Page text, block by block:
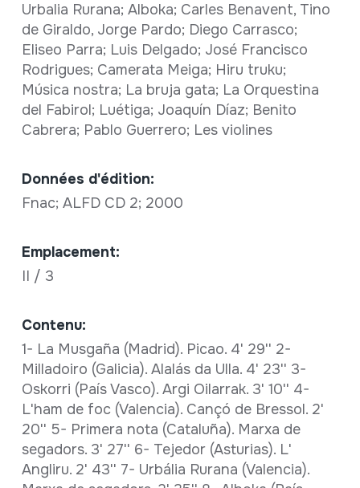
Urbalia Rurana; Alboka; Carles Benavent, Tino
de Giraldo, Jorge Pardo; Diego Carrasco;
Eliseo Parra; Luis Delgado; José Francisco
Rodrigues; Camerata Meiga; Hiru truku;
Música nostra; La bruja gata; La Orquestina
del Fabirol; Luétiga; Joaquín Díaz; Benito
Cabrera; Pablo Guerrero; Les violines
Données d'édition:
Fnac; ALFD CD 2; 2000
Emplacement:
II / 3
Contenu:
1- La Musgaña (Madrid). Picao. 4' 29'' 2-
Milladoiro (Galicia). Alalás da Ulla. 4' 23'' 3-
Oskorri (País Vasco). Argi Oilarrak. 3' 10'' 4-
L'ham de foc (Valencia). Cançó de Bressol. 2'
20'' 5- Primera nota (Cataluña). Marxa de
segadors. 3' 27'' 6- Tejedor (Asturias). L'
Angliru. 2' 43'' 7- Urbália Rurana (Valencia).